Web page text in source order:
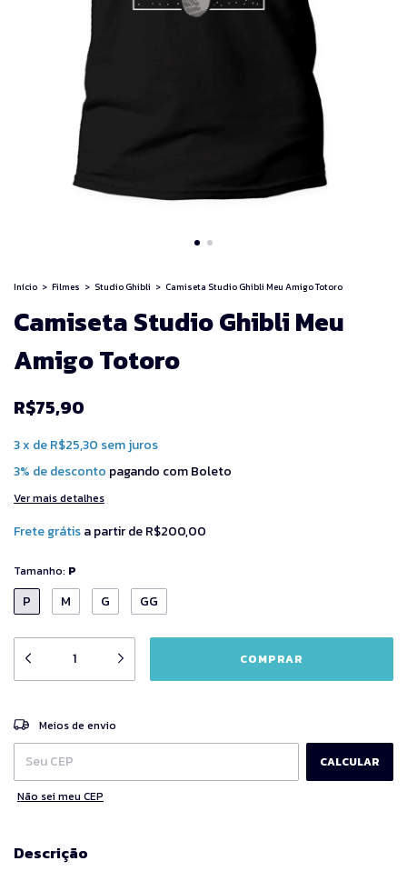
Início > Filmes > Studio Ghibli > Camiseta Studio Ghibli Meu Amigo Totoro
Camiseta Studio Ghibli Meu
Amigo Totoro
R$75,90
3x deR$25,30 sem juros
3% de desconto pagando com Boleto
Ver mais detalhes
Frete grátisa partir deR$200,00
Tamanho: P
P M G GG
Entregas para o CEP:
Meios de envio
CALCULAR
Não sei meu CEP
Descrição